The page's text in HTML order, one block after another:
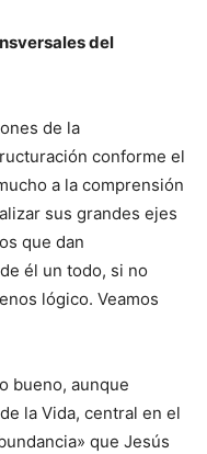
del
de la
conforme el
a la comprensión
sus grandes ejes
que dan
él un todo, si no
lógico. Veamos
bueno, aunque
la Vida, central en el
que Jesús